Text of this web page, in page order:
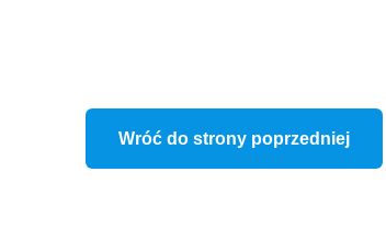
Wróć do strony poprzedniej